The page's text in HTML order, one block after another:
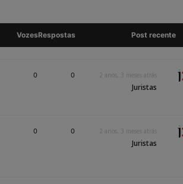
VozesRespostas Post recente
0 0 2 anos, 3 meses atrás
Juristas
0 0 2 anos, 3 meses atrás
Juristas